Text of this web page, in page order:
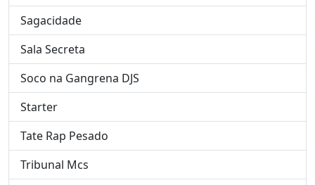
Sagacidade
Sala Secreta
Soco na Gangrena DJS
Starter
Tate Rap Pesado
Tribunal Mcs